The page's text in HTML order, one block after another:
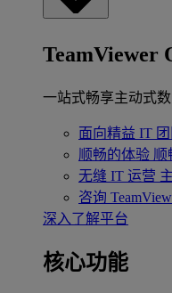
TeamViewer
一站式畅享主动式
面向精益 IT 团
顺畅的体验 顺
无缝 IT 运营
咨询
深入了解平台
核心功能